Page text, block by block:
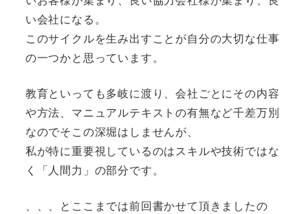
い会社になる。
このサイクルを生み出すことが自分の大切な仕事
の一つかと思っています。
教育といっても多岐に渡り、会社ごとにその内容
や方法、マニュアルテキストの有無など千差万別
なのでそこの深堀はしませんが、
私が特に重要視しているのはスキルや技術ではな
く「人間力」の部分です。
、、、とここまでは前回書かせて頂きましたの